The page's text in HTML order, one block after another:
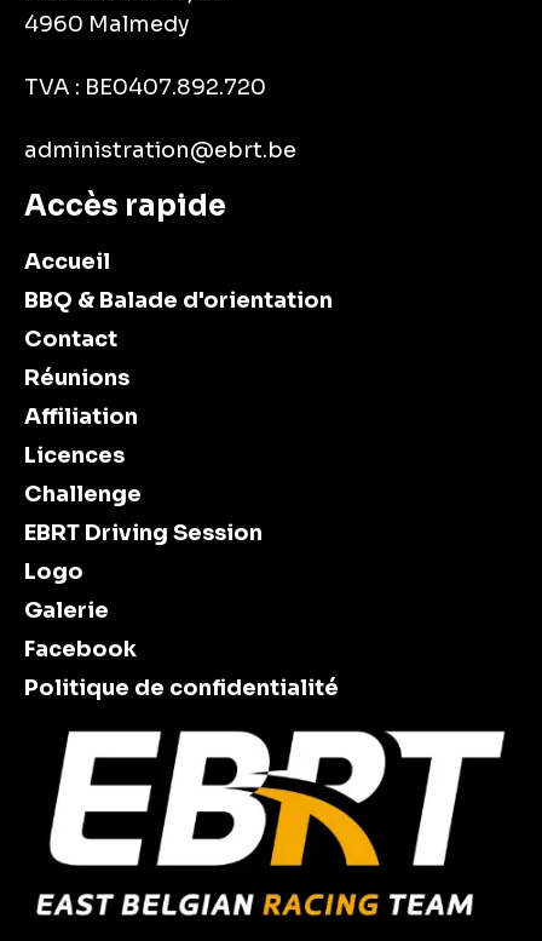
4960 Malmedy
TVA : BE0407.892.720
administration@ebrt.be
Accès rapide
Accueil
BBQ & Balade d'orientation
Contact
Réunions
Affiliation
Licences
Challenge
EBRT Driving Session
Logo
Galerie
Facebook
Politique de confidentialité